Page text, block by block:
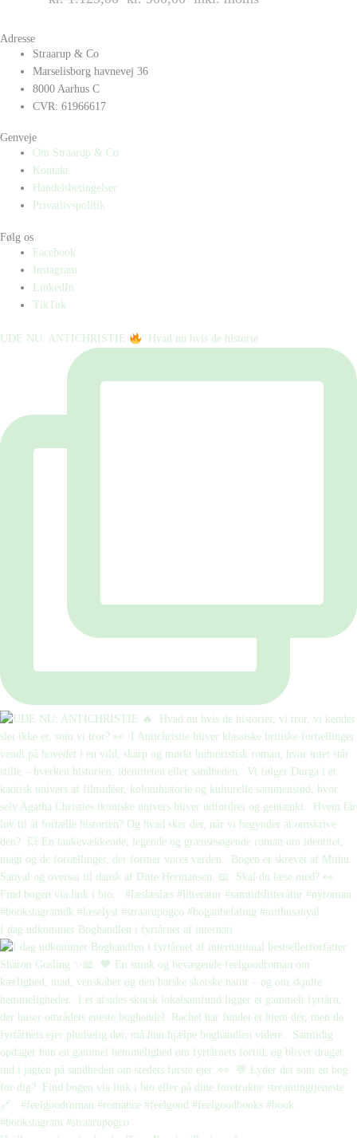
Adresse
Straarup & Co
Marselisborg havnevej 36
8000 Aarhus C
CVR: 61966617
Genveje
Om Straarup & Co
Kontakt
Handelsbetingelser
Privatlivspolitik
Følg os
Facebook
Instagram
LinkedIn
TikTok
UDE NU: ANTICHRISTIE ⁠ ⁠ Hvad nu hvis de historie
I dag udkommer Boghandlen i fyrtårnet af internati